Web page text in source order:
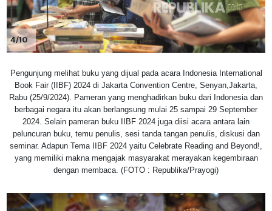
4/10
Pengunjung melihat buku yang dijual pada acara Indonesia International
Book Fair (IIBF) 2024 di Jakarta Convention Centre, Senyan,Jakarta,
Rabu (25/9/2024). Pameran yang menghadirkan buku dari Indonesia dan
berbagai negara itu akan berlangsung mulai 25 sampai 29 September
2024. Selain pameran buku IIBF 2024 juga diisi acara antara lain
peluncuran buku, temu penulis, sesi tanda tangan penulis, diskusi dan
seminar. Adapun Tema IIBF 2024 yaitu Celebrate Reading and Beyond!,
yang memiliki makna mengajak masyarakat merayakan kegembiraan
dengan membaca. (FOTO : Republika/Prayogi)